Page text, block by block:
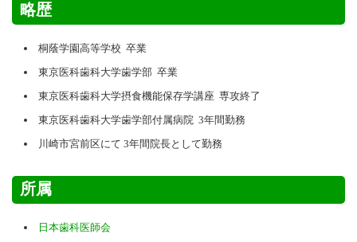
略歴
桐蔭学園高等学校 卒業
東京医科歯科大学歯学部 卒業
東京医科歯科大学摂食機能保存学講座 専攻終了
東京医科歯科大学歯学部付属病院 3年間勤務
川崎市宮前区にて 3年間院長として勤務
所属
日本歯科医師会